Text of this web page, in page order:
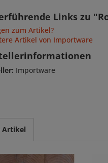
Links zu
zum Artikel?
Artikel von Importware
Importware
Artikel